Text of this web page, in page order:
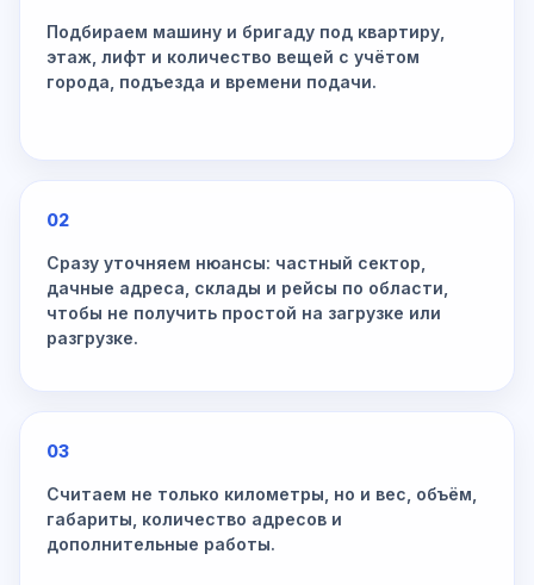
Подбираем машину и бригаду под квартиру,
этаж, лифт и количество вещей с учётом
города, подъезда и времени подачи.
02
Сразу уточняем нюансы: частный сектор,
дачные адреса, склады и рейсы по области,
чтобы не получить простой на загрузке или
разгрузке.
03
Считаем не только километры, но и вес, объём,
габариты, количество адресов и
дополнительные работы.